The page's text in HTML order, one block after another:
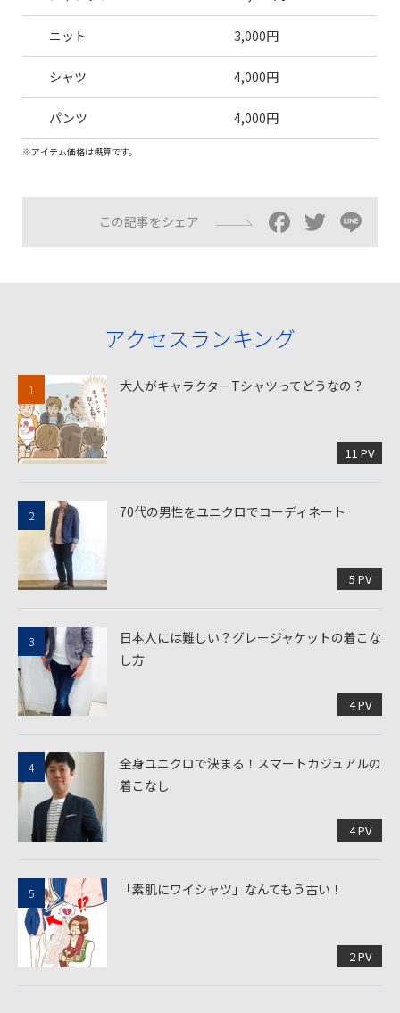
ニット 3,000円
シャツ 4,000円
パンツ 4,000円
※アイテム価格は概算です。
この記事をシェア
アクセスランキング
大人がキャラクターTシャツってどうなの？
11 PV
70代の男性をユニクロでコーディネート
5 PV
日本人には難しい？グレージャケットの着こな
し方
4 PV
全身ユニクロで決まる！スマートカジュアルの
着こなし
4 PV
「素肌にワイシャツ」なんてもう古い！
2 PV